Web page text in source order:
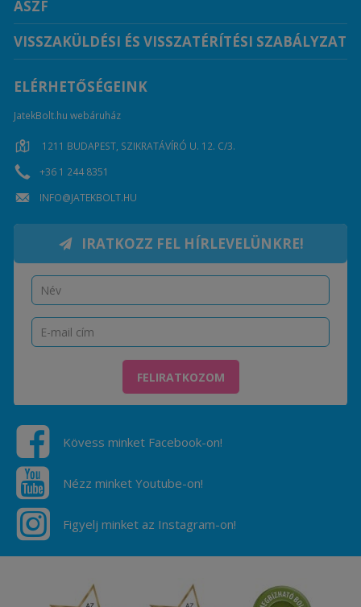
ÁSZF
VISSZAKÜLDÉSI ÉS VISSZATÉRÍTÉSI SZABÁLYZAT
ELÉRHETŐSÉGEINK
JatekBolt.hu webáruház
1211 BUDAPEST, SZIKRATÁVÍRÓ U. 12. C/3.
+36 1 244 8351
INFO@JATEKBOLT.HU
IRATKOZZ FEL HÍRLEVELÜNKRE!
FELIRATKOZOM
Kövess minket Facebook-on!
Nézz minket Youtube-on!
Figyelj minket az Instagram-on!